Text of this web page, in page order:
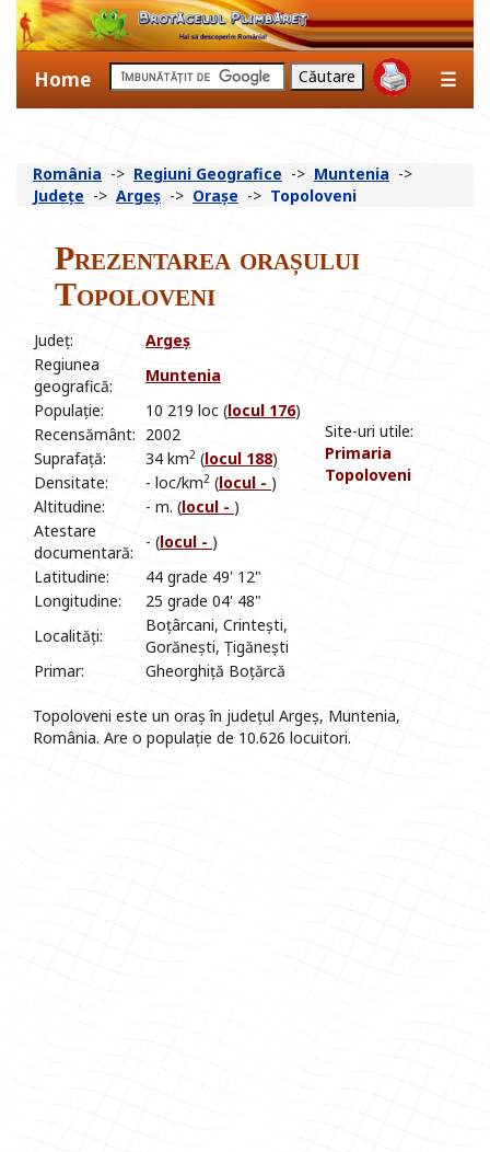
Home ☰
România -> Regiuni Geografice -> Muntenia ->
Județe -> Argeș -> Orașe -> Topoloveni
Prezentarea orașului
Topoloveni
Județ: Argeș
Site-uri utile:
Primaria
Topoloveni
Regiunea
geografică:
Muntenia
Populație:
10 219 loc (locul 176)
Recensământ: 2002
Suprafață:
34 km2 (locul 188)
Densitate:
- loc/km2 (locul - )
Altitudine:
- m. (locul - )
Atestare
documentară:
- (locul - )
Latitudine:
44 grade 49' 12"
Longitudine:
25 grade 04' 48"
Localități:
Boțârcani, Crintești,
Gorănești, Țigănești
Primar:
Gheorghiță Boțărcă
Topoloveni este un oraș în județul Argeș, Muntenia,
România. Are o populație de 10.626 locuitori.